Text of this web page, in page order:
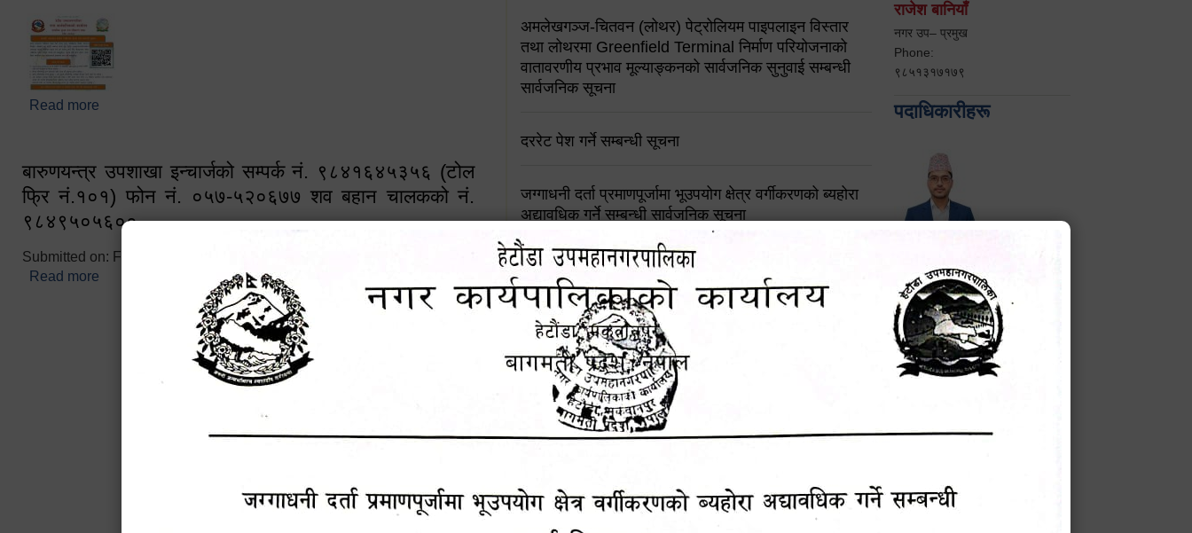
Read more
बारुणयन्त्र उपशाखा इन्चार्जको सम्पर्क नं. ९८४१६४५३५६ (टोल
फ्रि नं.१०१) फोन नं. ०५७-५२०६७७ शव बहान चालकको नं.
९८४९५०५६००
Submitted on: Fri, 02/25/2022 - 10:50
Read more about बारुणयन्त्र उपशाखा इन्चार्जको सम्पर्क नं. ९८४१६४५३५६ (टोल फ्रि
नं.१०१) फोन नं. ०५७-५२०६७७ शव बहान चालकको नं. ९८४९५०५६००
अमलेखगञ्ज-चितवन (लोथर) पेट्रोलियम पाइपलाइन विस्तार
तथा लोथरमा Greenfield Terminal निर्माण परियोजनाको
वातावरणीय प्रभाव मूल्याङ्कनको सार्वजनिक सुनुवाई सम्बन्धी
सार्वजनिक सूचना
दररेट पेश गर्ने सम्बन्धी सूचना
जग्गाधनी दर्ता प्रमाणपूर्जामा भूउपयोग क्षेत्र वर्गीकरणको ब्यहोरा
अद्यावधिक गर्ने सम्बन्धी सार्वजनिक सूचना
आशय पत्र दर्ता सम्बन्धी सूचना
शिक्षक सरुवा सहमतिका लागि दरखास्त आव्हान सम्बन्धी सूचना !
हेटौंडा उपमहानगरपालिकाको सूची दर्ता सम्बन्धी सूचना
चुरियामाई सुरुङको संरक्षण तथा व्यवस्थापनको जिम्मेवारी
पोषाक र परिचयपत्र अनिवार्य लगाउने सम्बन्धमा ।
राजेश बानियाँ
नगर उप– प्रमुख
Phone:
९८५१३१७१७९
पदाधिकारीहरू
प्रमुख प्रशासकीय अधिकृत
Phone: 9855010111
सविन न्यौपाने